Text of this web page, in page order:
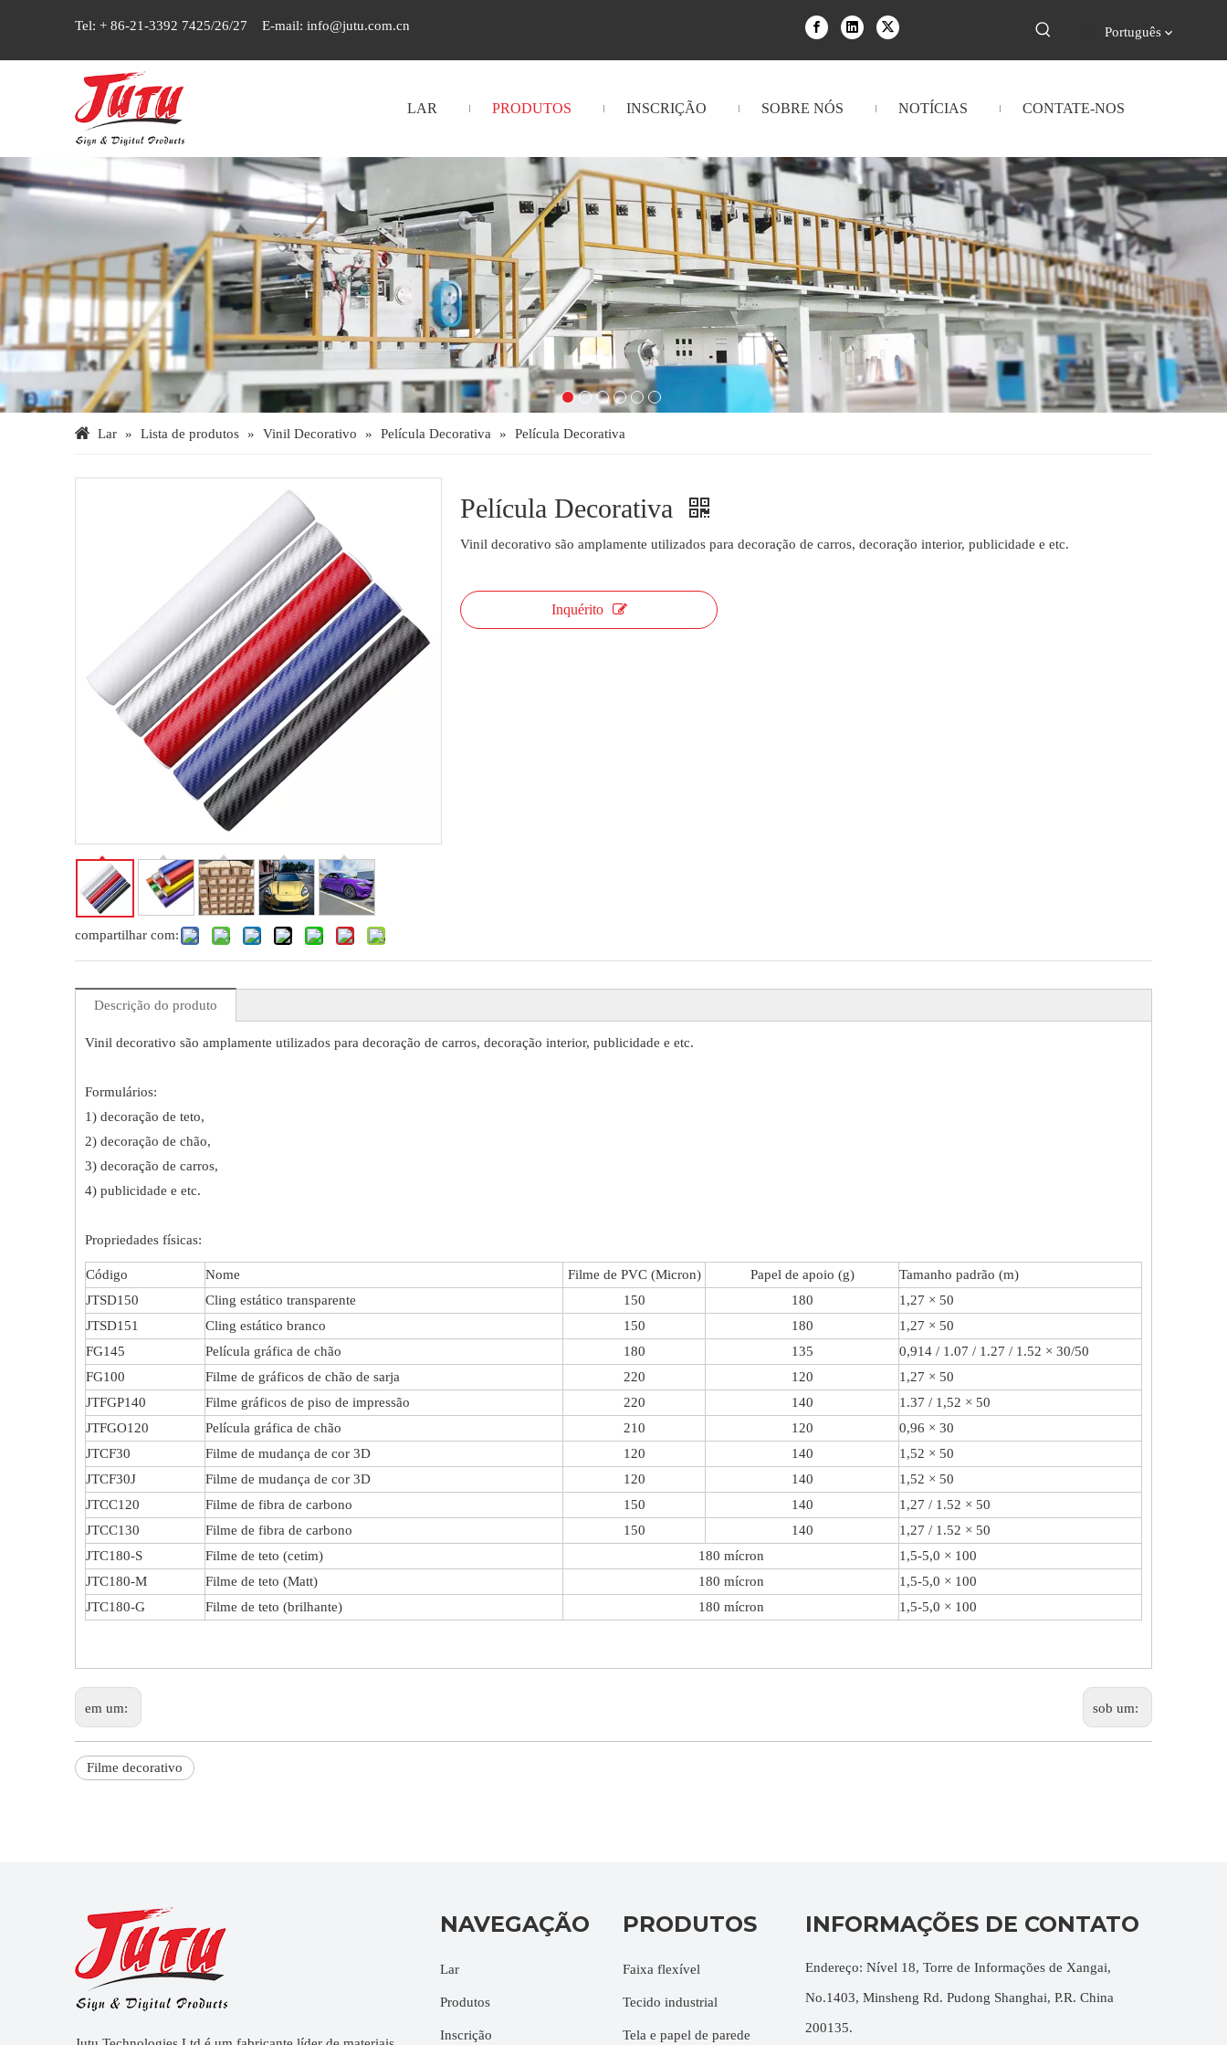
Tel: + 86-21-3392 7425/26/27 E-mail: info@jutu.com.cn Português
LAR PRODUTOS INSCRIÇÃO SOBRE NÓS NOTÍCIAS CONTATE-NOS
Lar » Lista de produtos » Vinil Decorativo » Película Decorativa » Película Decorativa
compartilhar com:
Película Decorativa
Vinil decorativo são amplamente utilizados para decoração de carros, decoração interior, publicidade e etc.
Inquérito
Descrição do produto
Vinil decorativo são amplamente utilizados para decoração de carros, decoração interior, publicidade e etc.
Formulários:
1) decoração de teto,
2) decoração de chão,
3) decoração de carros,
4) publicidade e etc.
Propriedades físicas:
Código Nome Filme de PVC (Micron) Papel de apoio (g)
Tamanho padrão (m)
JTSD150
Cling estático transparente 150 180
1,27 × 50
JTSD151
Cling estático branco 150 180
1,27 × 50
FG145
Película gráfica de chão 180 135
0,914 / 1.07 / 1.27 / 1.52 × 30/50
FG100
Filme de gráficos de chão de sarja 220 120
1,27 × 50
JTFGP140
Filme gráficos de piso de impressão 220 140
1.37 / 1,52 × 50
JTFGO120
Película gráfica de chão 210 120
0,96 × 30
JTCF30
Filme de mudança de cor 3D 120 140
1,52 × 50
JTCF30J
Filme de mudança de cor 3D 120 140
1,52 × 50
JTCC120
Filme de fibra de carbono 150 140
1,27 / 1.52 × 50
JTCC130
Filme de fibra de carbono 150 140
1,27 / 1.52 × 50
JTC180-S
Filme de teto (cetim) 180 mícron
1,5-5,0 × 100
JTC180-M
Filme de teto (Matt) 180 mícron
1,5-5,0 × 100
JTC180-G
Filme de teto (brilhante) 180 mícron 1,5-5,0 × 100
em um: sob um:
Filme decorativo
NAVEGAÇÃO
Lar
Produtos
Inscrição
PRODUTOS
Faixa flexível
Tecido industrial
Tela e papel de parede
INFORMAÇÕES DE CONTATO
Endereço: Nível 18, Torre de Informações de Xangai,
No.1403, Minsheng Rd. Pudong Shanghai, P.R. China
200135.